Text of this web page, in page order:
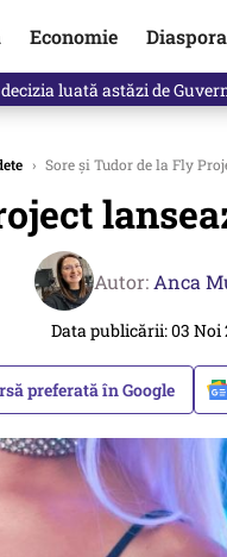
Economie
luată astăzi de
› Sore și Tudor de la Fly
Autor: Anca
Data publicării: 03 Noi
preferată în Google